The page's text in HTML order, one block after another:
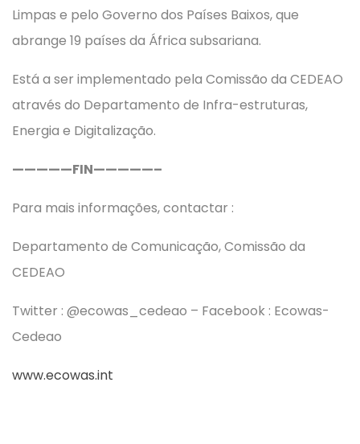
Limpas e pelo Governo dos Países Baixos, que
abrange 19 países da África subsariana.
Está a ser implementado pela Comissão da CEDEAO
através do Departamento de Infra-estruturas,
Energia e Digitalização.
—————FIN—————–
Para mais informações, contactar :
Departamento de Comunicação, Comissão da
CEDEAO
Twitter : @ecowas_cedeao – Facebook : Ecowas-
Cedeao
www.ecowas.int